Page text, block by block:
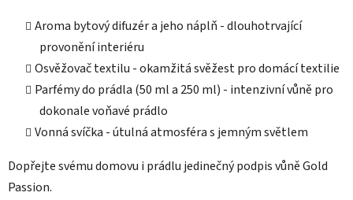
Aroma bytový difuzér a jeho náplň - dlouhotrvající
provonění interiéru
Osvěžovač textilu - okamžitá svěžest pro domácí textilie
Parfémy do prádla (50 ml a 250 ml) - intenzivní vůně pro
dokonale voňavé prádlo
Vonná svíčka - útulná atmosféra s jemným světlem
Dopřejte svému domovu i prádlu jedinečný podpis vůně Gold
Passion.